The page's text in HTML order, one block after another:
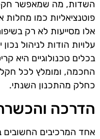
השדות, מה שמאפשר
פוטנציאליות כמו מחלות
אלו מסייעות לא רק
עלויות הודות לניהול
בכלים טכנולוגיים היא
החכמה, ומומלץ לכל
כחלק מהתכנון השנתי.
הדרכה
אחד המרכיבים